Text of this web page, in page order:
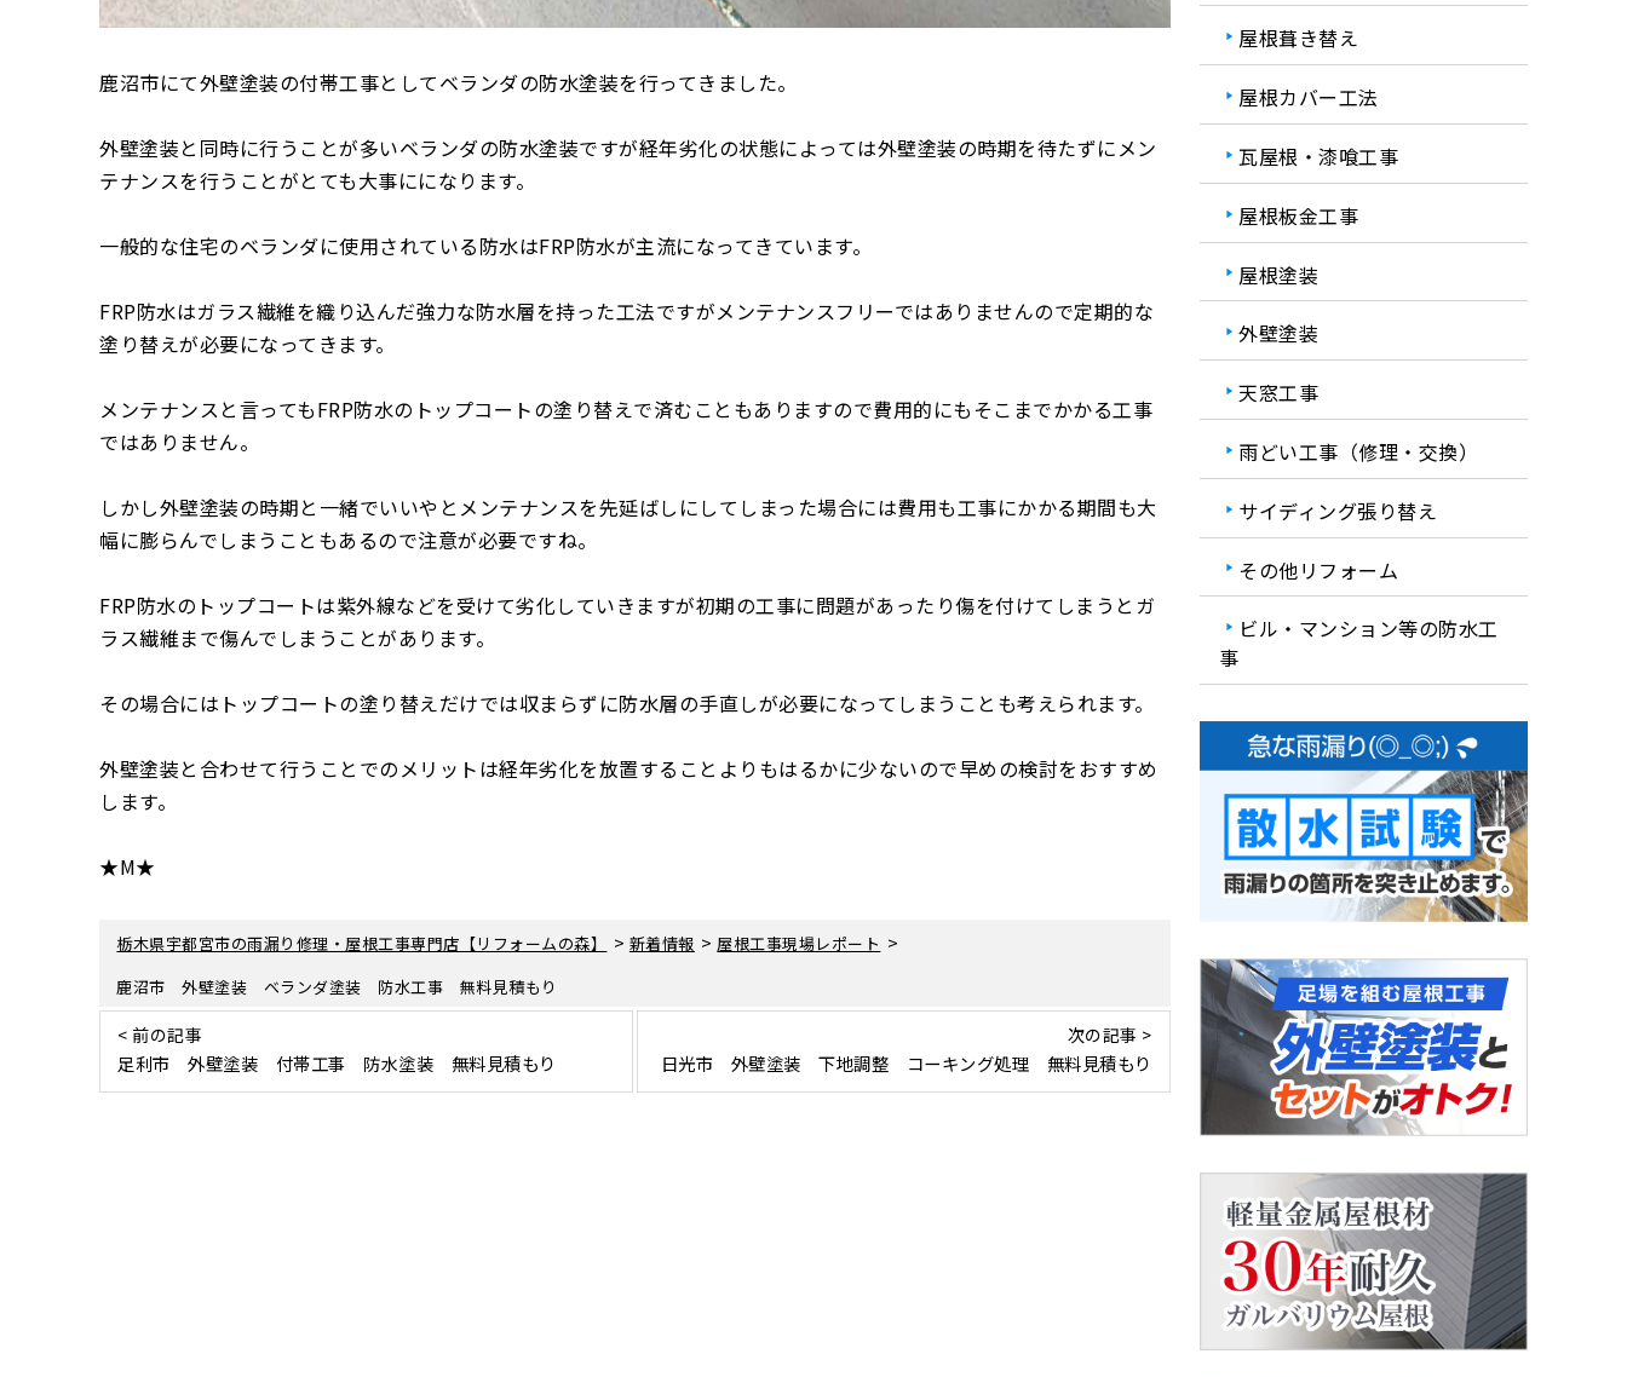
鹿沼市にて外壁塗装の付帯工事としてベランダの防水塗装を行ってきました。
外壁塗装と同時に行うことが多いベランダの防水塗装ですが経年劣化の状態によっては外壁塗装の時期を待たずにメン
テナンスを行うことがとても大事にになります。
一般的な住宅のベランダに使用されている防水はFRP防水が主流になってきています。
FRP防水はガラス繊維を織り込んだ強力な防水層を持った工法ですがメンテナンスフリーではありませんので定期的な
塗り替えが必要になってきます。
メンテナンスと言ってもFRP防水のトップコートの塗り替えで済むこともありますので費用的にもそこまでかかる工事
ではありません。
しかし外壁塗装の時期と一緒でいいやとメンテナンスを先延ばしにしてしまった場合には費用も工事にかかる期間も大
幅に膨らんでしまうこともあるので注意が必要ですね。
FRP防水のトップコートは紫外線などを受けて劣化していきますが初期の工事に問題があったり傷を付けてしまうとガ
ラス繊維まで傷んでしまうことがあります。
その場合にはトップコートの塗り替えだけでは収まらずに防水層の手直しが必要になってしまうことも考えられます。
外壁塗装と合わせて行うことでのメリットは経年劣化を放置することよりもはるかに少ないので早めの検討をおすすめ
します。
★M★
栃木県宇都宮市の雨漏り修理・屋根工事専門店【リフォームの森】 > 新着情報 > 屋根工事現場レポート >
鹿沼市 外壁塗装 ベランダ塗装 防水工事 無料見積もり
< 前の記事
足利市 外壁塗装 付帯工事 防水塗装 無料見積もり
次の記事 >
日光市 外壁塗装 下地調整 コーキング処理 無料見積もり
屋根葺き替え
屋根カバー工法
瓦屋根・漆喰工事
屋根板金工事
屋根塗装
外壁塗装
天窓工事
雨どい工事（修理・交換）
サイディング張り替え
その他リフォーム
ビル・マンション等の防水工
事